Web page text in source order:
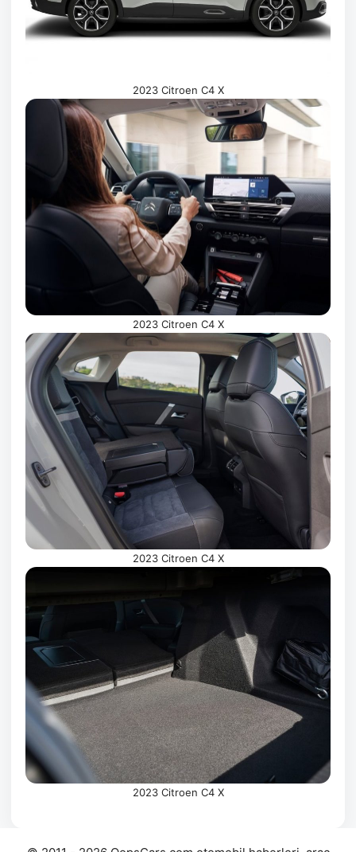
2023 Citroen C4 X
2023 Citroen C4 X
2023 Citroen C4 X
2023 Citroen C4 X